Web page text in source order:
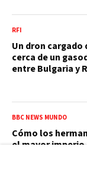
RFI
Un dron
cerca de un
entre Bulgaria y
BBC NEWS MUNDO
Cómo los
el mayor imperio